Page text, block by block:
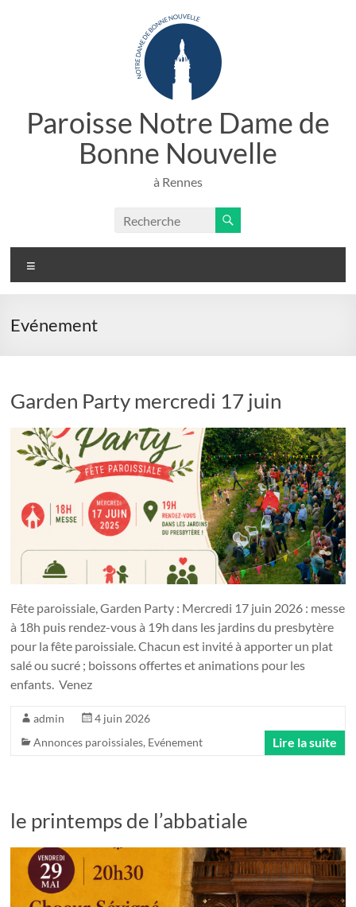
Paroisse Notre Dame de
Bonne Nouvelle
à Rennes
Evénement
Garden Party mercredi 17 juin
Fête paroissiale, Garden Party : Mercredi 17 juin 2026 : messe
à 18h puis rendez-vous à 19h dans les jardins du presbytère
pour la fête paroissiale. Chacun est invité à apporter un plat
salé ou sucré ; boissons offertes et animations pour les
enfants. Venez
admin
4 juin 2026
Annonces paroissiales, Evénement Lire la suite
le printemps de l’abbatiale